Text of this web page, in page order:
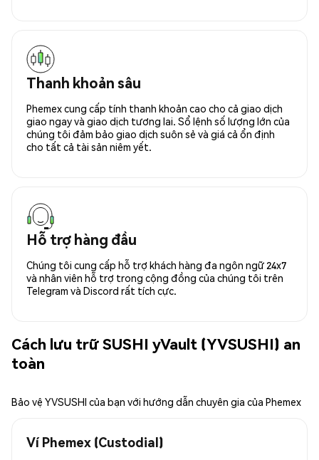
Thanh khoản sâu
Phemex cung cấp tính thanh khoản cao cho cả giao dịch
giao ngay và giao dịch tương lai. Sổ lệnh số lượng lớn của
chúng tôi đảm bảo giao dịch suôn sẻ và giá cả ổn định
cho tất cả tài sản niêm yết.
Hỗ trợ hàng đầu
Chúng tôi cung cấp hỗ trợ khách hàng đa ngôn ngữ 24x7
và nhân viên hỗ trợ trong cộng đồng của chúng tôi trên
Telegram và Discord rất tích cực.
Cách lưu trữ SUSHI yVault (YVSUSHI) an
toàn
Bảo vệ YVSUSHI của bạn với hướng dẫn chuyên gia của Phemex
Ví Phemex (Custodial)